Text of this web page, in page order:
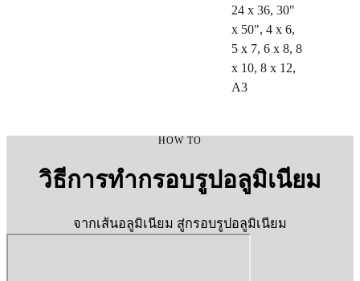
24 x 36, 30"
x 50", 4 x 6,
5 x 7, 6 x 8, 8
x 10, 8 x 12,
A3
HOW TO
วิธีการทำกรอบรูปอลูมิเนียม
จากเส้นอลูมิเนียม สู่กรอบรูปอลูมิเนียม